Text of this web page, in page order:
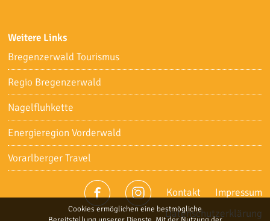
Weitere Links
Bregenzerwald Tourismus
Regio Bregenzerwald
Nagelfluhkette
Energieregion Vorderwald
Vorarlberger Travel
Kontakt
Impressum
Datenschutzerklärung
Cookies ermöglichen eine bestmögliche